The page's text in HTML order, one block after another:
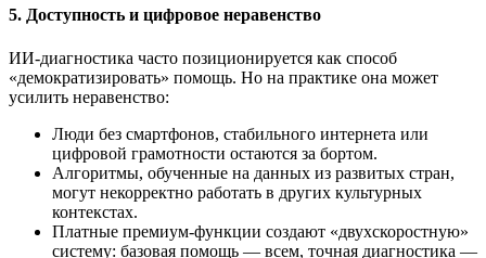
5. Доступность и цифровое неравенство
ИИ-диагностика часто позиционируется как способ
«демократизировать» помощь. Но на практике она может
усилить неравенство:
Люди без смартфонов, стабильного интернета или
цифровой грамотности остаются за бортом.
Алгоритмы, обученные на данных из развитых стран,
могут некорректно работать в других культурных
контекстах.
Платные премиум-функции создают «двухскоростную»
систему: базовая помощь — всем, точная диагностика —